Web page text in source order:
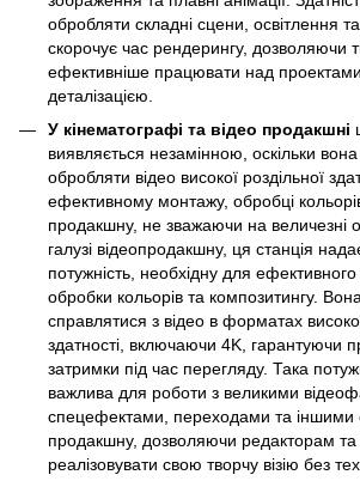
обробляти складні сцени, освітлення
скорочує час рендерингу, дозволяючи
ефективніше працювати над
деталізацією.
У кінематографі та відео продакшні
виявляється незамінною, оскільки
обробляти відео високої роздільної
ефективному монтажу, обробці
продакшну, не зважаючи на величезні
галузі відеопродакшну, ця станція
потужність, необхідну для
обробки кольорів та композитингу.
справлятися з відео в форматах
здатності, включаючи 4K, гарантуючи
затримки під час перегляду. Така
важлива для роботи з великими
спецефектами, переходами та іншими
продакшну, дозволяючи редакторам та
реалізовувати свою творчу візію без